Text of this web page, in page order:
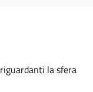
la sfera